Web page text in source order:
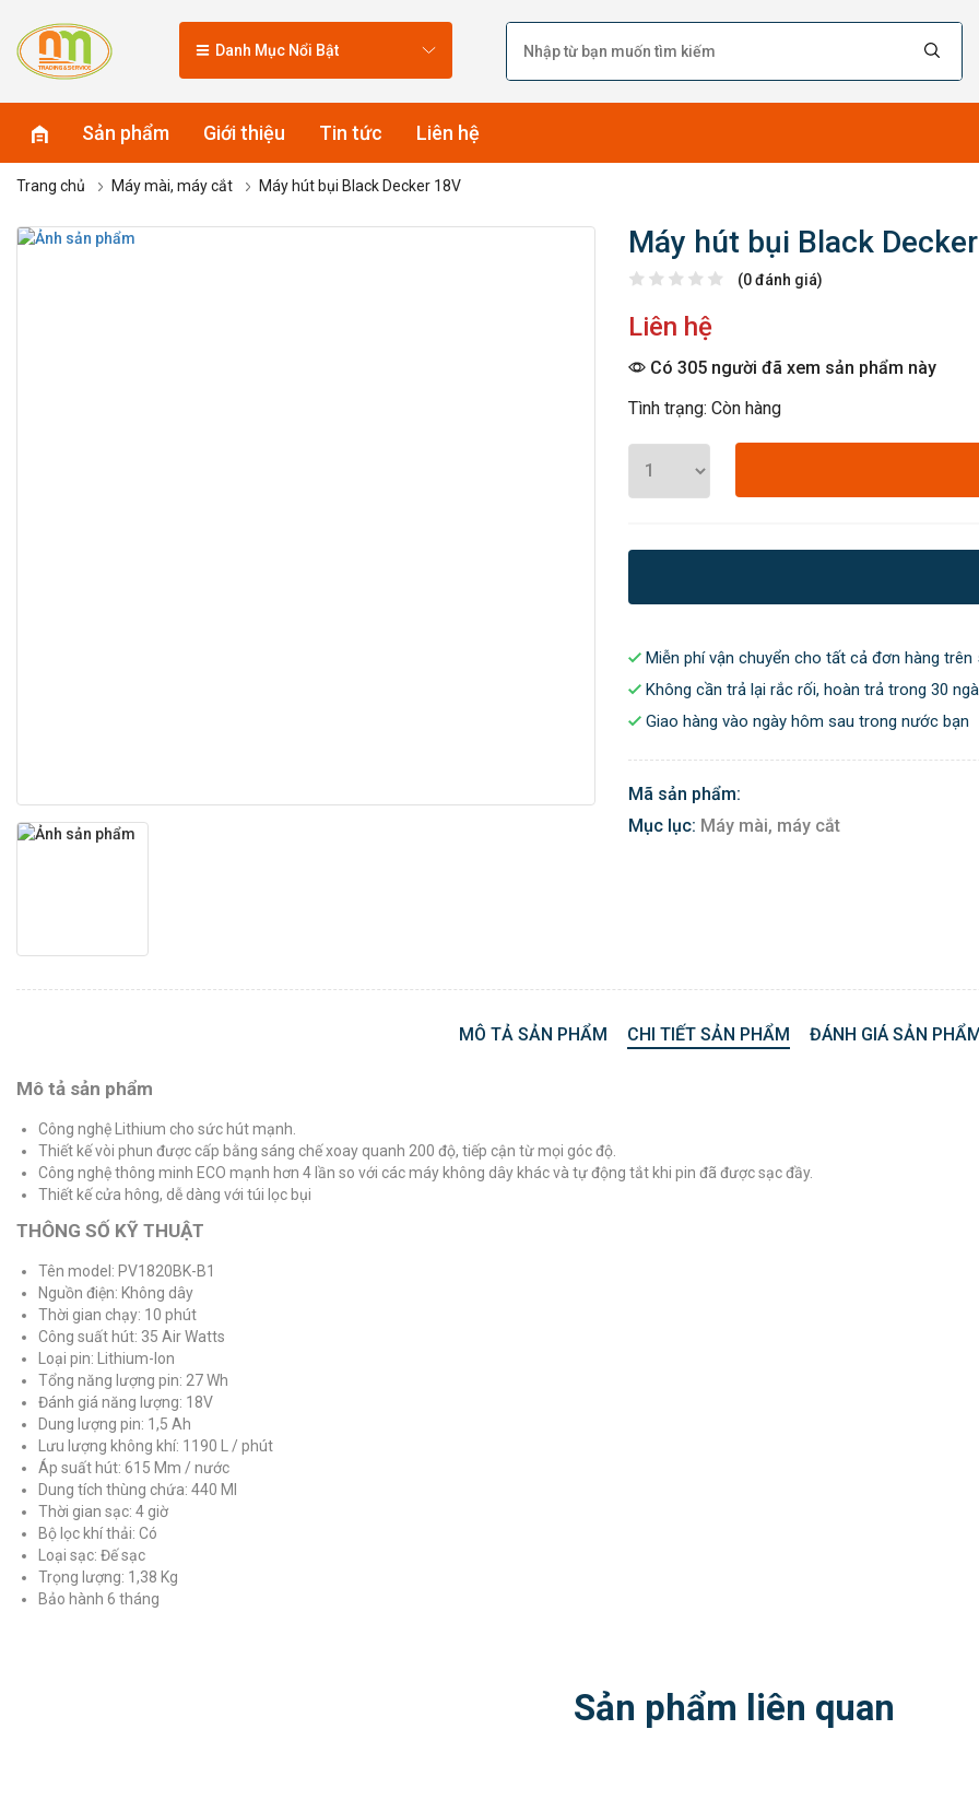
Danh Mục Nổi Bật
Sản phẩm Giới thiệu Tin tức Liên hệ
Trang chủ Máy mài, máy cắt Máy hút bụi Black Decker 18V
Máy hút bụi Black
(0 đánh giá)
Liên hệ
Có 305 người đã xem sản phẩm này
Tình trạng: Còn hàng
Miễn phí vận chuyển cho tất cả đơn hàng trên
Không cần trả lại rắc rối, hoàn trả trong 30
Giao hàng vào ngày hôm sau trong nước bạn
Mã sản phẩm:
Mục lục: Máy mài, máy cắt
MÔ TẢ SẢN PHẨM CHI TIẾT SẢN PHẨM ĐÁNH GIÁ SẢN
Mô tả sản phẩm
Công nghệ Lithium cho sức hút mạnh.
Thiết kế vòi phun được cấp bằng sáng chế xoay quanh 200 độ, tiếp cận từ mọi góc độ.
Công nghệ thông minh ECO mạnh hơn 4 lần so với các máy không dây khác và tự động tắt khi pin đã được sạc đầy.
Thiết kế cửa hông, dễ dàng với túi lọc bụi
THÔNG SỐ KỸ THUẬT
Tên model: PV1820BK-B1
Nguồn điện: Không dây
Thời gian chạy: 10 phút
Công suất hút: 35 Air Watts
Loại pin: Lithium-Ion
Tổng năng lượng pin: 27 Wh
Đánh giá năng lượng: 18V
Dung lượng pin: 1,5 Ah
Lưu lượng không khí: 1190 L / phút
Áp suất hút: 615 Mm / nước
Dung tích thùng chứa: 440 MI
Thời gian sạc: 4 giờ
Bộ lọc khí thải: Có
Loại sạc: Đế sạc
Trọng lượng: 1,38 Kg
Bảo hành 6 tháng
Sản phẩm liên quan